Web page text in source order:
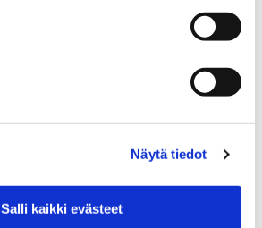
Näytä tiedot
Salli kaikki evästeet